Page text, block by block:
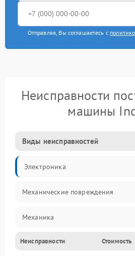
Отправляя, Вы соглашаетесь с
Неисправности
машины
Виды неисправностей
Электроника
Механические повреждения
Механика
Управление
Неисправности Стоимость